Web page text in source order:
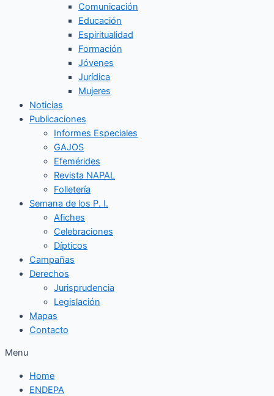
Comunicación
Educación
Espiritualidad
Formación
Jóvenes
Jurídica
Mujeres
Noticias
Publicaciones
Informes Especiales
GAJOS
Efemérides
Revista NAPAL
Folletería
Semana de los P. I.
Afiches
Celebraciones
Dípticos
Campañas
Derechos
Jurisprudencia
Legislación
Mapas
Contacto
Menu
Home
ENDEPA